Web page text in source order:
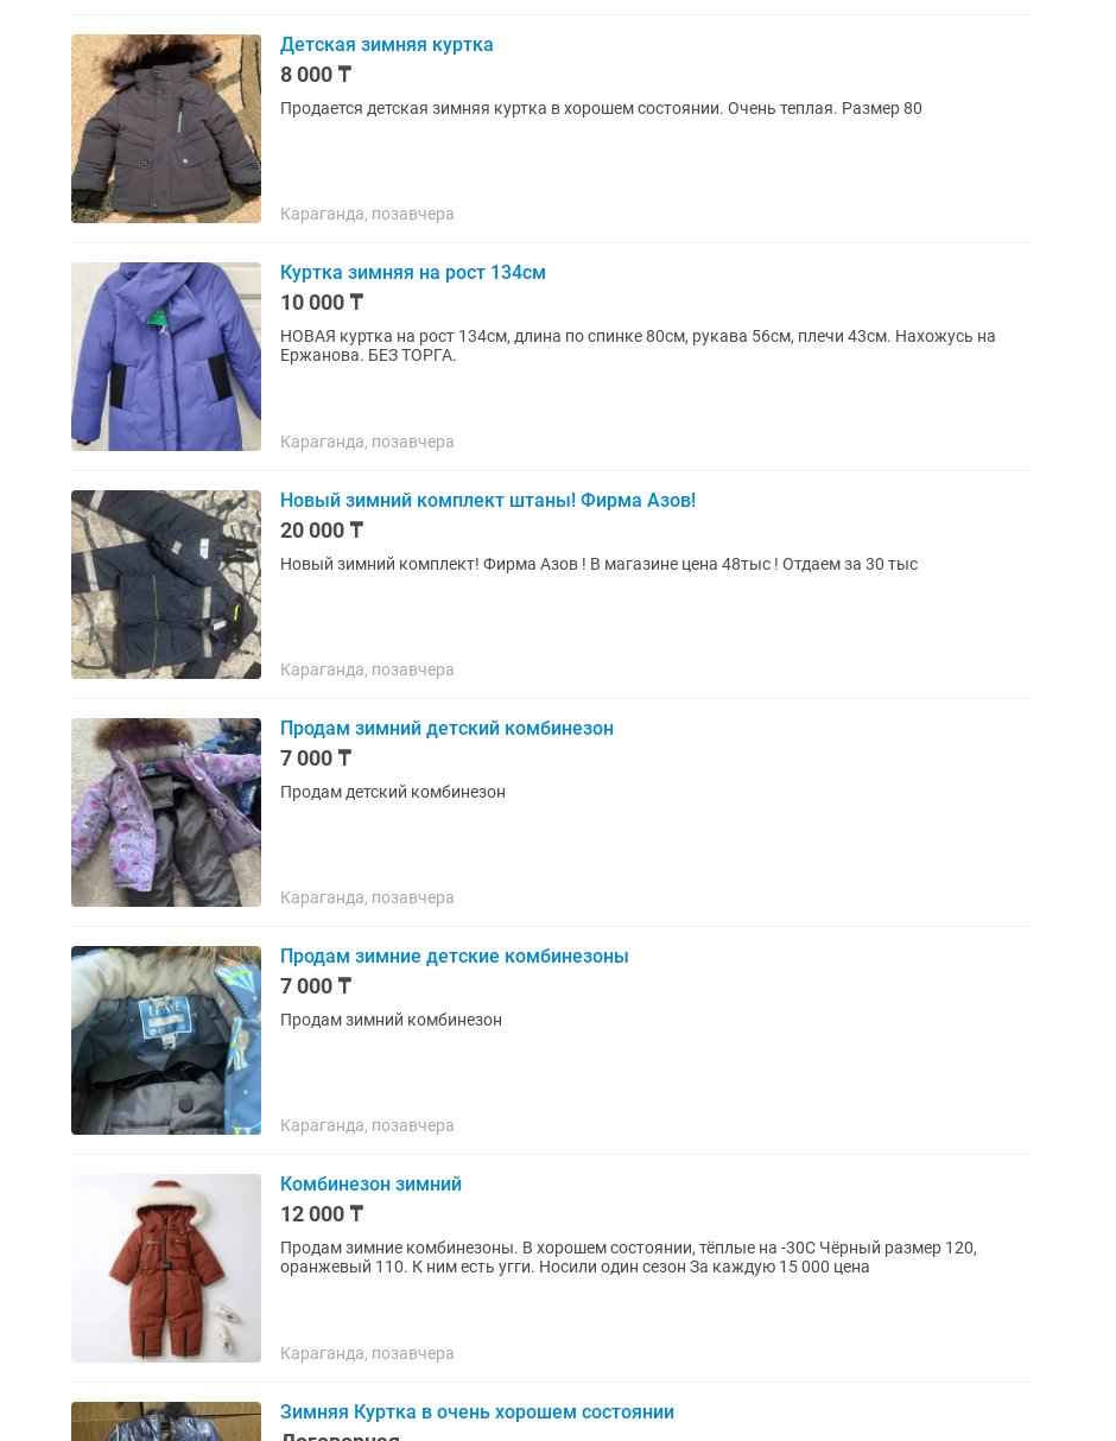
Детская зимняя куртка
8 000 ₸
Продается детская зимняя куртка в хорошем состоянии. Очень теплая. Размер 80
Караганда, позавчера
Куртка зимняя на рост 134см
10 000 ₸
НОВАЯ куртка на рост 134см, длина по спинке 80см, рукава 56см, плечи 43см. Нахожусь на
Ержанова. БЕЗ ТОРГА.
Караганда, позавчера
Новый зимний комплект штаны! Фирма Азов!
20 000 ₸
Новый зимний комплект! Фирма Азов ! В магазине цена 48тыс ! Отдаем за 30 тыс
Караганда, позавчера
Продам зимний детский комбинезон
7 000 ₸
Продам детский комбинезон
Караганда, позавчера
Продам зимние детские комбинезоны
7 000 ₸
Продам зимний комбинезон
Караганда, позавчера
Комбинезон зимний
12 000 ₸
Продам зимние комбинезоны. В хорошем состоянии, тёплые на -30С Чёрный размер 120,
оранжевый 110. К ним есть угги. Носили один сезон За каждую 15 000 цена
Караганда, позавчера
Зимняя Куртка в очень хорошем состоянии